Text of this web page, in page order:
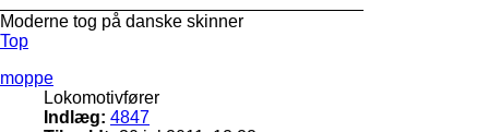
Moderne tog på danske skinner
Top
moppe
Lokomotivfører
Indlæg: 4847